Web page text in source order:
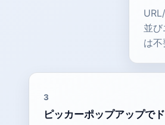
並
は不
3
ピッカーポップアップで